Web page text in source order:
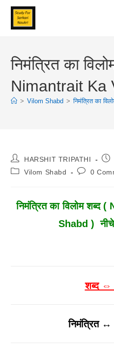
Skip
Content
निमंत्रित का
Nimantrait Ka
> Vilom Shabd > निमंत्रित का
Post
Author:
HARSHIT TRIPATHI
PostVilom Shabd
Post0
निमंत्रित का विलोम
Shabd ) नीचे
शब्द ⇔
निमंत्रित ↔